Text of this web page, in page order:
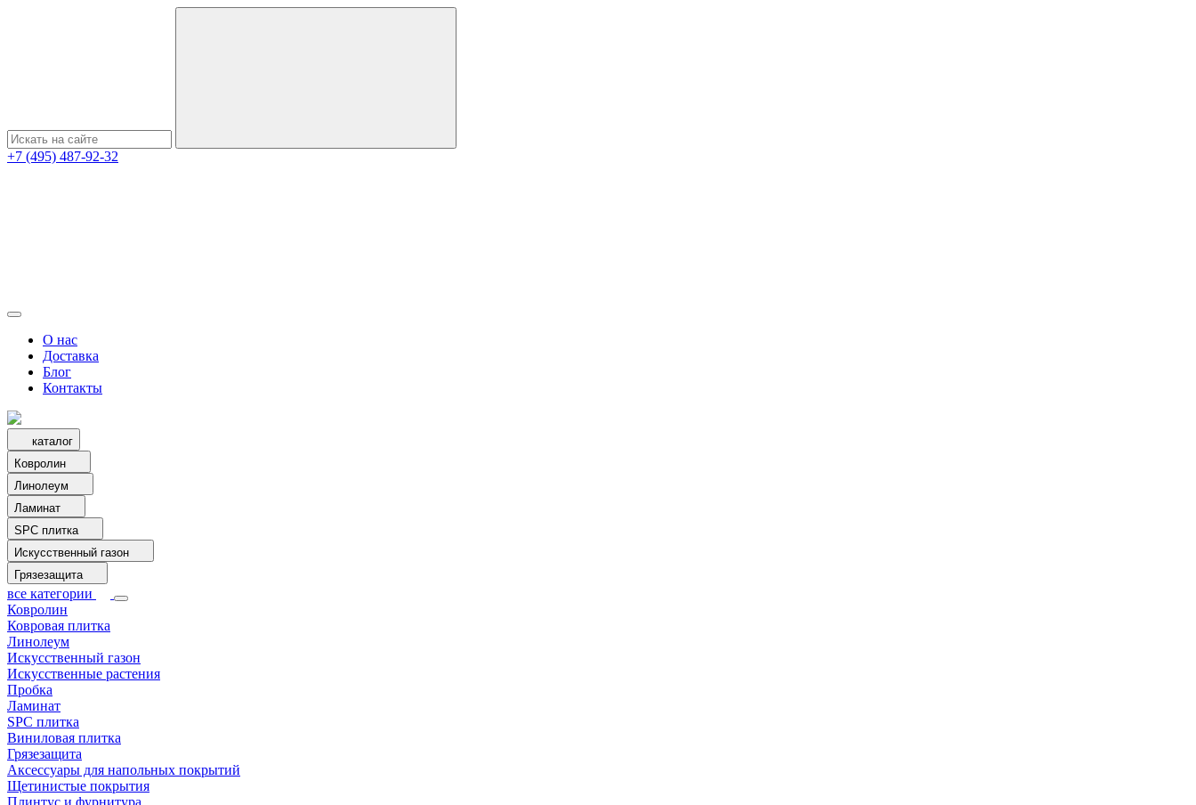
+7 (495) 487-92-32
О нас
Доставка
Блог
Контакты
каталог
Ковролин
Линолеум
Ламинат
SPC плитка
Искусственный газон
Грязезащита
все категории
Ковролин
Ковровая плитка
Линолеум
Искусственный газон
Искусственные растения
Пробка
Ламинат
SPC плитка
Виниловая плитка
Грязезащита
Аксессуары для напольных покрытий
Щетинистые покрытия
Плинтус и фурнитура